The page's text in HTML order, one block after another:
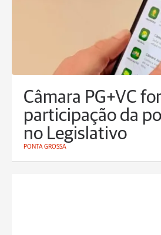
Câmara PG+VC
participação da
no Legislativo
PONTA GROSSA